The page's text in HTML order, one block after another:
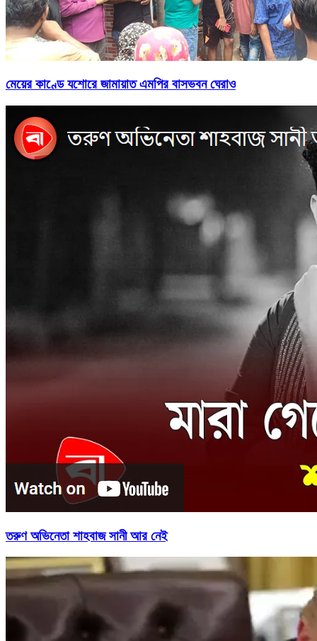
মেয়ের কাণ্ডে যশোরে জামায়াত এমপির বাসভবন ঘেরাও
তরুণ অভিনেতা শাহবাজ সানী আর নেই